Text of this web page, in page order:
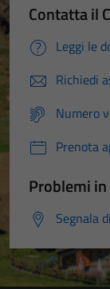
Contatta il
Leggi le
Richiedi
Numero
Prenota
Problemi
Segnala